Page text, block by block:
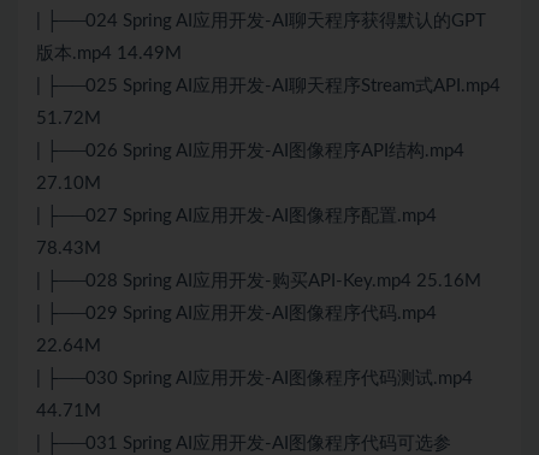
| ├──024 Spring AI应用开发-AI聊天程序获得默认的GPT
版本.mp4 14.49M
| ├──025 Spring AI应用开发-AI聊天程序Stream式API.mp4
51.72M
| ├──026 Spring AI应用开发-AI图像程序API结构.mp4
27.10M
| ├──027 Spring AI应用开发-AI图像程序配置.mp4
78.43M
| ├──028 Spring AI应用开发-购买API-Key.mp4 25.16M
| ├──029 Spring AI应用开发-AI图像程序代码.mp4
22.64M
| ├──030 Spring AI应用开发-AI图像程序代码测试.mp4
44.71M
| ├──031 Spring AI应用开发-AI图像程序代码可选参